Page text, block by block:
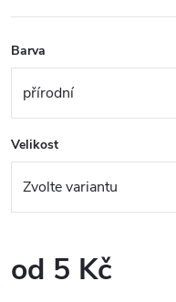
Barva
Velikost
od 5 Kč